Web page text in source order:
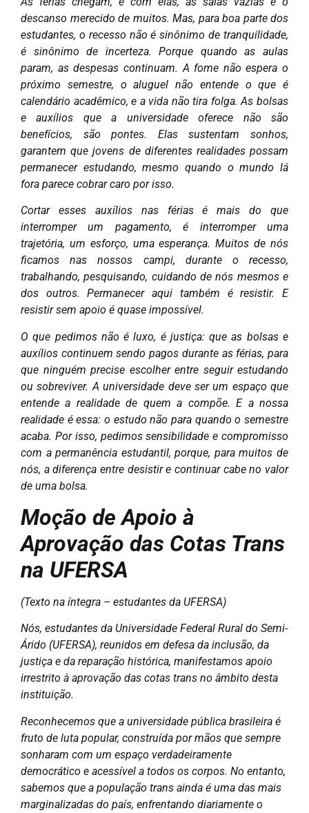
descanso merecido de muitos. Mas, para boa parte dos
estudantes, o recesso não é sinônimo de tranquilidade,
é sinônimo de incerteza. Porque quando as aulas
param, as despesas continuam. A fome não espera o
próximo semestre, o aluguel não entende o que é
calendário acadêmico, e a vida não tira folga. As bolsas
e auxílios que a universidade oferece não são
benefícios, são pontes. Elas sustentam sonhos,
garantem que jovens de diferentes realidades possam
permanecer estudando, mesmo quando o mundo lá
fora parece cobrar caro por isso.
Cortar esses auxílios nas férias é mais do que
interromper um pagamento, é interromper uma
trajetória, um esforço, uma esperança. Muitos de nós
ficamos nas nossos campi, durante o recesso,
trabalhando, pesquisando, cuidando de nós mesmos e
dos outros. Permanecer aqui também é resistir. E
resistir sem apoio é quase impossível.
O que pedimos não é luxo, é justiça: que as bolsas e
auxílios continuem sendo pagos durante as férias, para
que ninguém precise escolher entre seguir estudando
ou sobreviver. A universidade deve ser um espaço que
entende a realidade de quem a compõe. E a nossa
realidade é essa: o estudo não para quando o semestre
acaba. Por isso, pedimos sensibilidade e compromisso
com a permanência estudantil, porque, para muitos de
nós, a diferença entre desistir e continuar cabe no valor
de uma bolsa.
Moção de Apoio à
Aprovação das Cotas Trans
na UFERSA
(Texto na íntegra – estudantes da UFERSA)
Nós, estudantes da Universidade Federal Rural do Semi-
Árido (UFERSA), reunidos em defesa da inclusão, da
justiça e da reparação histórica, manifestamos apoio
irrestrito à aprovação das cotas trans no âmbito desta
instituição.
Reconhecemos que a universidade pública brasileira é
fruto de luta popular, construída por mãos que sempre
sonharam com um espaço verdadeiramente
democrático e acessível a todos os corpos. No entanto,
sabemos que a população trans ainda é uma das mais
marginalizadas do país, enfrentando diariamente o